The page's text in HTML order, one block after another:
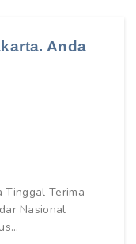
Anda
Tinggal Terima
Nasional